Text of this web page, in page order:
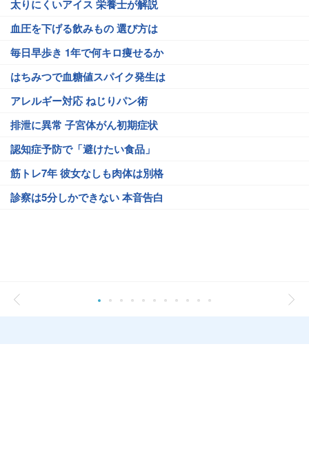
太りにくいアイス 栄養士が解説
血圧を下げる飲みもの 選び方は
毎日早歩き 1年で何キロ痩せるか
はちみつで血糖値スパイク発生は
アレルギー対応 ねじりパン術
排泄に異常 子宮体がん初期症状
認知症予防で「避けたい食品」
筋トレ7年 彼女なしも肉体は別格
診察は5分しかできない 本音告白